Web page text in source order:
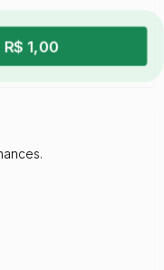
1,00